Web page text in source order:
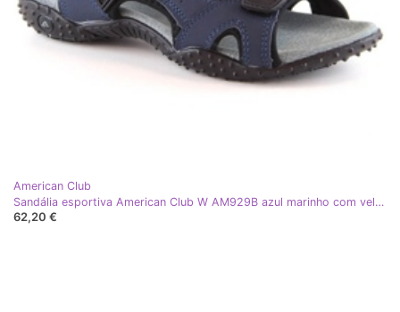
American Club
Sandália esportiva American Club W AM929B azul marinho com velcro
62,20 €